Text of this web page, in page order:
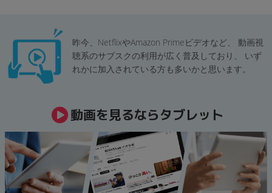
昨今、NetflixやAmazon Primeビデオなど、 動画視
聴系のサブスクの利用が広く普及しており、 いず
れかに加入されている方も多いかと思います。
動画を見るならタブレット
商品ジャンルの絞り込み
「スマートフォン」「タブレット」など
シリーズ
製造、販売メーカーの絞り込み
「Apple」「SONY」「SHARP」など
機能・特徴
商品の搭載機能による絞り込み
「5G対応」「防水」「ワンセグ」など